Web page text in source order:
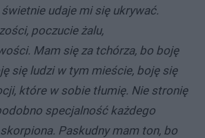
udaje mi się ukrywać.
poczucie żalu,
Mam się za tchórza, bo boję
się ludzi w tym mieście, boję się
które w sobie tłumię. Nie stronię
specjalność każdego
Paskudny mam ton, bo